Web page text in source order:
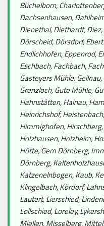
Büchelborn,
Dachsenhausen,
Dienethal, Diethardt,
Dörscheid, Dörsdorf,
Endlichhofen, Eppenrod,
Eschbach, Fachbach,
Gasteyers Mühle,
Grenzloch, Gute Mühle,
Hahnstätten, Hainau,
Heinrichshof,
Himmighofen,
Holzhausen, Holzheim,
Hütte, Gem Dörnberg,
Dörnberg,
Katzenelnbogen, Kaub,
Klingelbach, Kördorf,
Lautert, Lierschied,
Lollschied, Loreley,
Miellen, Misselberg,